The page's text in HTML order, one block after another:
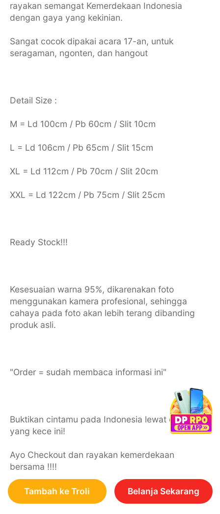
rayakan semangat Kemerdekaan Indonesia
dengan gaya yang kekinian.
Sangat cocok dipakai acara 17-an, untuk
seragaman, ngonten, dan hangout
Detail Size :
M = Ld 100cm / Pb 60cm / Slit 10cm
L = Ld 106cm / Pb 65cm / Slit 15cm
XL = Ld 112cm / Pb 70cm / Slit 20cm
XXL = Ld 122cm / Pb 75cm / Slit 25cm
Ready Stock!!!
Kesesuaian warna 95%, dikarenakan foto
menggunakan kamera profesional, sehingga
cahaya pada foto akan lebih terang dibanding
produk asli.
"Order = sudah membaca informasi ini"
Buktikan cintamu pada Indonesia lewat outfit
yang kece ini!
Ayo Checkout dan rayakan kemerdekaan
bersama !!!!
Tambah ke Troli Belanja Sekarang